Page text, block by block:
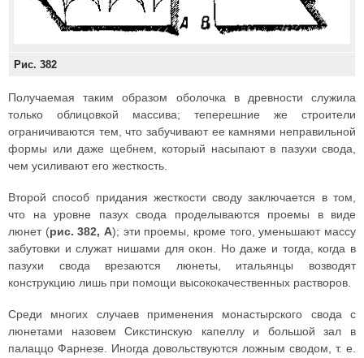
Рис. 382
Получаемая таким образом оболочка в древности служила
только облицовкой массива; теперешние же строители
ограничиваются тем, что забучивают ее камнями неправильной
формы или даже щебнем, который насыпают в пазухи свода,
чем усиливают его жесткость.
Второй способ придания жесткости своду заключается в том,
что на уровне пазух свода проделываются проемы в виде
люнет (рис. 382, А); эти проемы, кроме того, уменьшают массу
забутовки и служат нишами для окон. Но даже и тогда, когда в
пазухи свода врезаются люнеты, итальянцы возводят
конструкцию лишь при помощи высококачественных растворов.
Среди многих случаев применения монастырского свода с
люнетами назовем Сикстинскую капеллу и большой зал в
палаццо Фарнезе. Иногда довольствуются ложным сводом, т. е.